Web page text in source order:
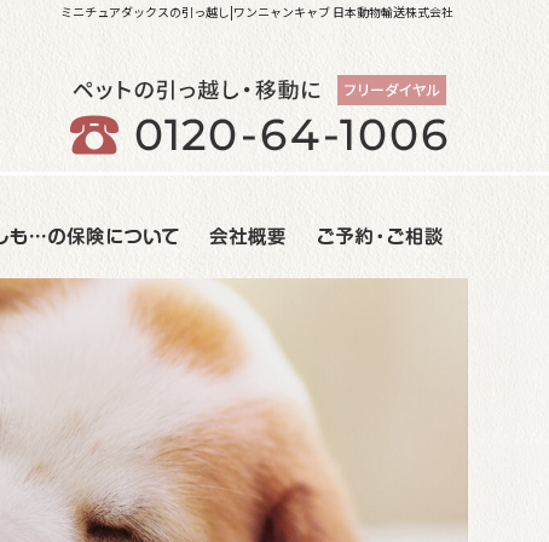
ミニチュアダックスの引っ越し|ワンニャンキャブ 日本動物輸送株式会社